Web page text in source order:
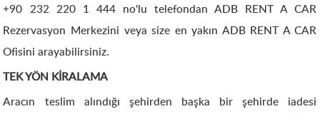
+90 232 220 1 444 no'lu telefondan ADB RENT A CAR
Rezervasyon Merkezini veya size en yakın ADB RENT A CAR
Ofisini arayabilirsiniz.
TEK YÖN KİRALAMA
Aracın teslim alındığı şehirden başka bir şehirde iadesi